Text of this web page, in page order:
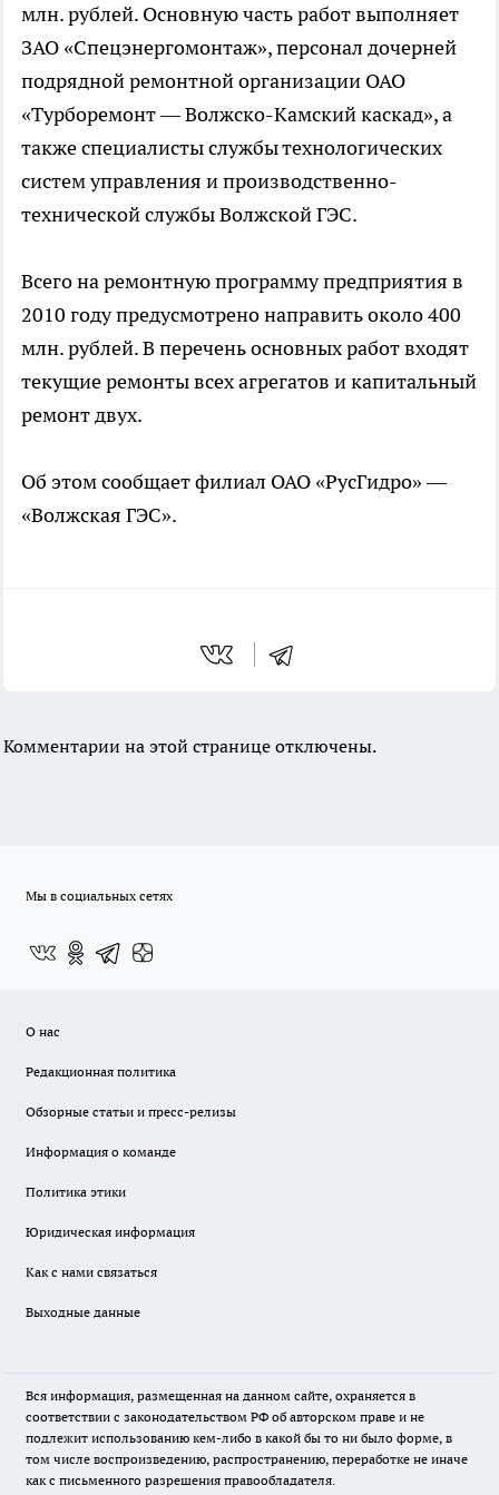
млн. рублей. Основную часть работ выполняет
ЗАО «Спецэнергомонтаж», персонал дочерней
подрядной ремонтной организации ОАО
«Турборемонт — Волжско-Камский каскад», а
также специалисты службы технологических
систем управления и производственно-
технической службы Волжской ГЭС.
Всего на ремонтную программу предприятия в
2010 году предусмотрено направить около 400
млн. рублей. В перечень основных работ входят
текущие ремонты всех агрегатов и капитальный
ремонт двух.
Об этом сообщает филиал ОАО «РусГидро» —
«Волжская ГЭС».
Комментарии на этой странице отключены.
Мы в социальных сетях
О нас
Редакционная политика
Обзорные статьи и пресс-релизы
Информация о команде
Политика этики
Юридическая информация
Как с нами связаться
Выходные данные
Вся информация, размещенная на данном сайте, охраняется в
соответствии с законодательством РФ об авторском праве и не
подлежит использованию кем-либо в какой бы то ни было форме, в
том числе воспроизведению, распространению, переработке не иначе
как с письменного разрешения правообладателя.